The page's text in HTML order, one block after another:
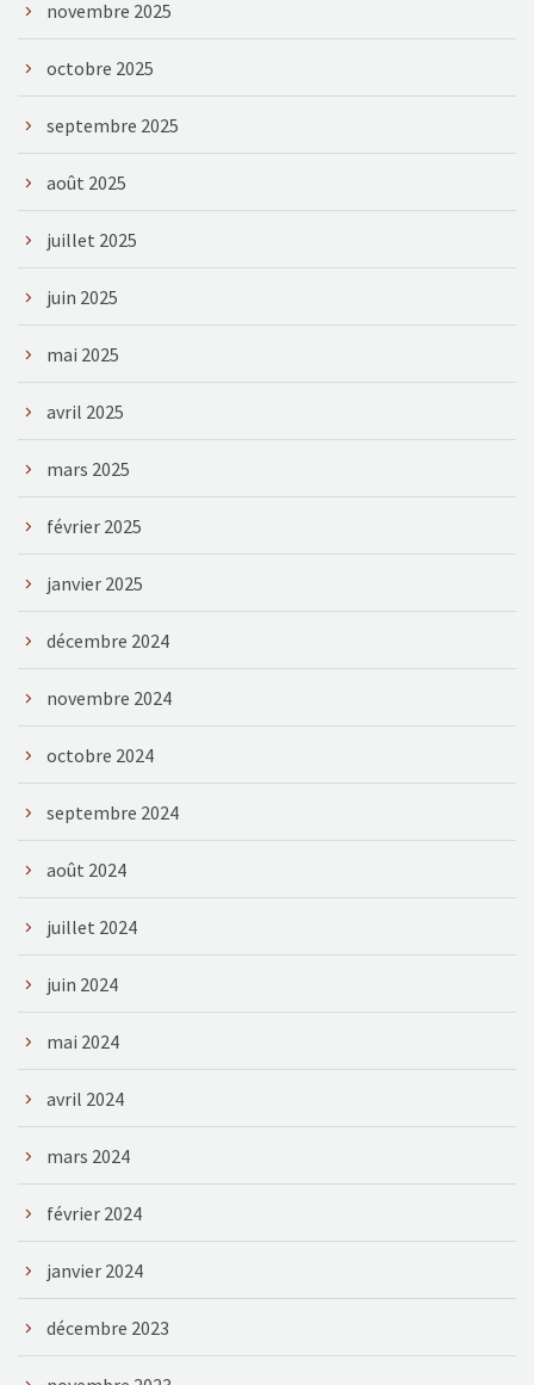
novembre 2025
octobre 2025
septembre 2025
août 2025
juillet 2025
juin 2025
mai 2025
avril 2025
mars 2025
février 2025
janvier 2025
décembre 2024
novembre 2024
octobre 2024
septembre 2024
août 2024
juillet 2024
juin 2024
mai 2024
avril 2024
mars 2024
février 2024
janvier 2024
décembre 2023